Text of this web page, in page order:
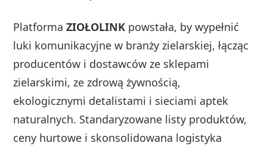
PlatformaZIOŁOLINK powstała, by wypełnić
luki komunikacyjne w branży zielarskiej, łącząc
producentów i dostawców ze sklepami
zielarskimi, ze zdrową żywnością,
ekologicznymi detalistami i sieciami aptek
naturalnych. Standaryzowane listy produktów,
ceny hurtowe i skonsolidowana logistyka